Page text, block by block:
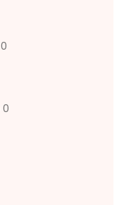
0
0